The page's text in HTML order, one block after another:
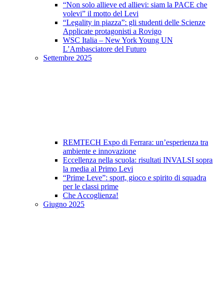
“Non solo allieve ed allievi: siam la PACE che
volevi” il motto del Levi
“Legality in piazza”: gli studenti delle Scienze
Applicate protagonisti a Rovigo
WSC Italia – New York Young UN
L’Ambasciatore del Futuro
Settembre 2025
REMTECH Expo di Ferrara: un’esperienza tra
ambiente e innovazione
Eccellenza nella scuola: risultati INVALSI sopra
la media al Primo Levi
“Prime Leve”: sport, gioco e spirito di squadra
per le classi prime
Che Accoglienza!
Giugno 2025